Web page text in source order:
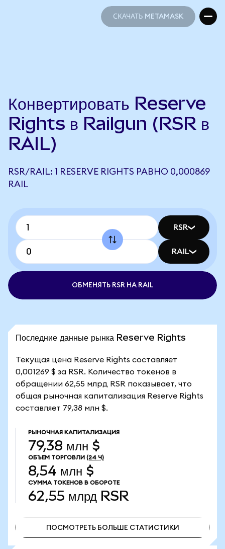
СКАЧАТЬ METAMASK
Конвертировать Reserve
Rights в Railgun (RSR в
RAIL)
RSR/RAIL: 1 RESERVE RIGHTS РАВНО 0,000869
RAIL
RSR
RAIL
ОБМЕНЯТЬ RSR НА RAIL
Последние данные рынка Reserve Rights
Текущая цена Reserve Rights составляет
0,001269 $ за RSR. Количество токенов в
обращении 62,55 млрд RSR показывает, что
общая рыночная капитализация Reserve Rights
составляет 79,38 млн $.
РЫНОЧНАЯ КАПИТАЛИЗАЦИЯ
79,38 млн $
ОБЪЕМ ТОРГОВЛИ (24 Ч)
8,54 млн $
СУММА ТОКЕНОВ В ОБОРОТЕ
62,55 млрд RSR
ПОСМОТРЕТЬ БОЛЬШЕ СТАТИСТИКИ